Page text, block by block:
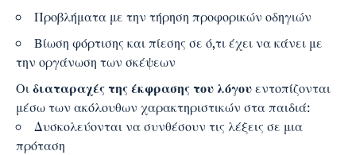
Προβλήματα με την τήρηση προφορικών οδηγιών
Βίωση φόρτισης και πίεσης σε ό,τι έχει να κάνει με
την οργάνωση των σκέψεων
Οιδιαταραχές της έκφρασης του λόγουεντοπίζονται
μέσω των ακόλουθων χαρακτηριστικών στα παιδιά:
Δυσκολεύονται να συνθέσουν τις λέξεις σε μια
πρόταση